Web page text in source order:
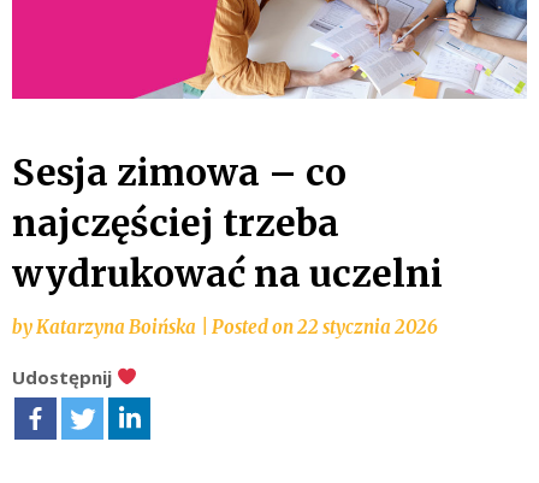
Sesja zimowa – co
najczęściej trzeba
wydrukować na uczelni
by Katarzyna Boińska Posted on22 stycznia 2026
Udostępnij